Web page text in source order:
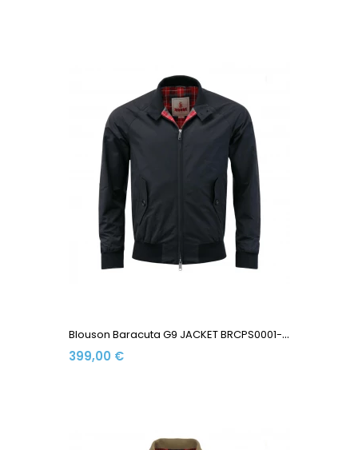
B
Louson Baracuta G9 JACKET BRCPS0001-BCNY1-300 Made In...
399,00 €